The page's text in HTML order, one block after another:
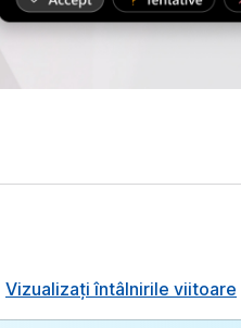
Vizualizați întâlnirile viitoare